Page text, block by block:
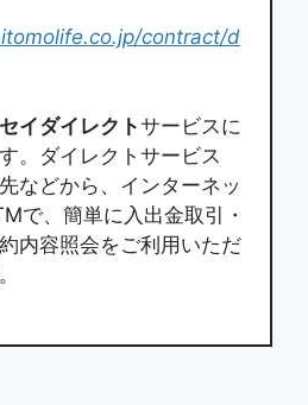
contract/d
イダイレクトサービスに
。ダイレクトサービス
などから、インターネッ
で、簡単に入出金取引・
内容照会をご利用いただ